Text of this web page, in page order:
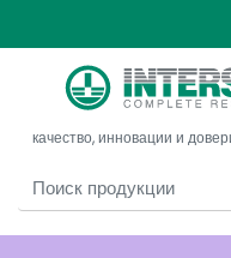
качество, инновации и